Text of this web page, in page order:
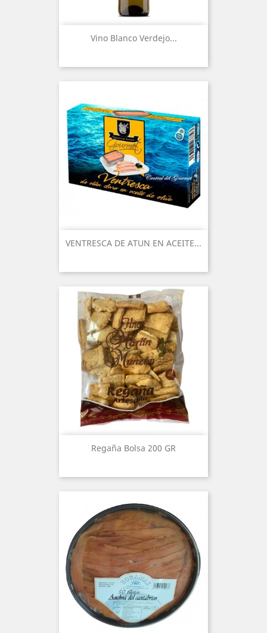
Vino Blanco Verdejo...
VENTRESCA DE ATUN EN ACEITE...
Regaña Bolsa 200 GR